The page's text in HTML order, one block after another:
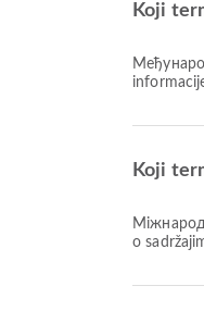
Koji
Међународни аеродром Доха Хамад nudi Čekaonica, Prostor za pušenje, Klinika i apoteke i mnoge druge pogodnosti koje poboljšavaju vaše putničko iskustvo. Detaljne
Koji
Міжнародний аеродром Шарџа nudi Ručavanje, Bankarske usluge / bankomat, Klinika i apoteke i mnoge druge pogodnosti za bolje iskustvo putovanja. Detaljne informacije
o